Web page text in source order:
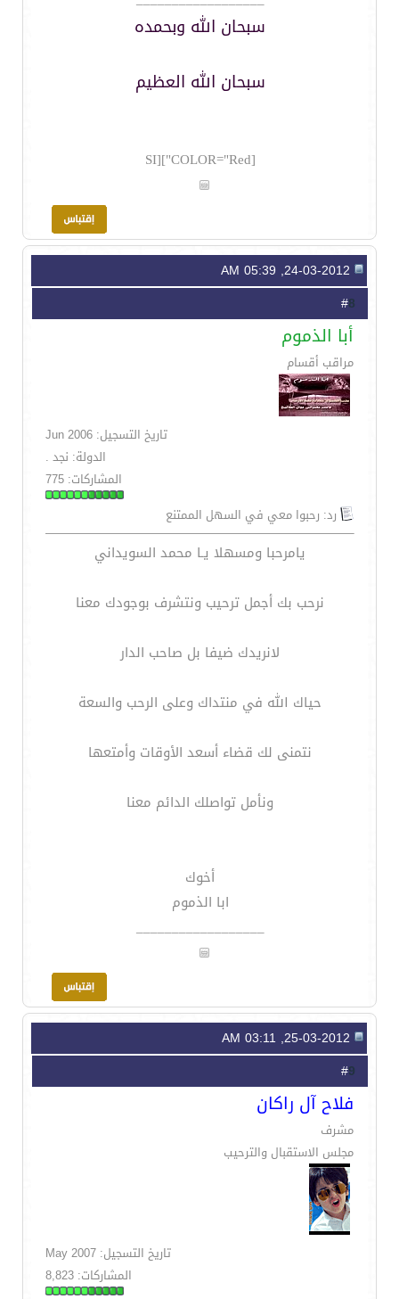
سبحان الله وبحمده
سبحان الله العظيم
[COLOR="Red"][SI
8
أبا الذموم
مراقب أقسام
تاريخ التسجيل: Jun 2006
الدولة: نجد .
المشاركات: 775
رد: رحبوا معي في السهل الممتنع
يامرحبا ومسهلا يـا محمد السويداني
نرحب بك أجمل ترحيب ونتشرف بوجودك معنا
لانريدك ضيفا بل صاحب الدار
حياك الله في منتداك وعلى الرحب والسعة
نتمنى لك قضاء أسعد الأوقات وأمتعها
ونأمل تواصلك الدائم معنا
أخوك
ابا الذموم
__________________
9
فلاح آل راكان
مشرف
مجلس الاستقبال والترحيب
تاريخ التسجيل: May 2007
المشاركات: 8,823